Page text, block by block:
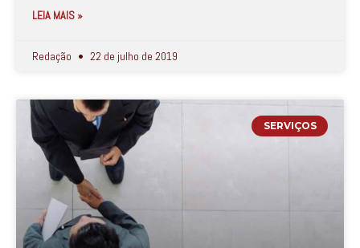
LEIA MAIS »
Redação 22 de julho de 2019
SERVIÇOS